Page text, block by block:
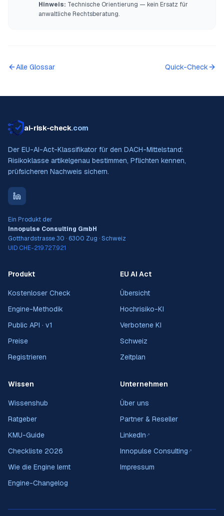
Hinweis: Technische Orientierung — kein Ersatz für
anwaltliche Rechtsberatung.
Alle Glossar Quick-Check
ai-risk-check.com
Der EU-AI-Act-Klassifikator für den DACH-Mittelstand:
Risikoklasse artikelgenau bestimmen, Pflichten kennen,
prüfsicheren Nachweis sichern.
Ein Produkt der
Innopulse Consulting GmbH
Gotthardstrasse 30 · 6300 Zug · Schweiz
UID CHE-219.727.921
Produkt
Kostenloser Check
Engine-Methodik
Public API · v1
Preise
Registrieren
EU AI Act
Übersicht
Hochrisiko-KI
Verbotene KI
Schweiz
Zeitplan
Wissen
Wissenshub
Ratgeber
KMU-Guide
Checkliste 2026
Wie die Engine lernt
Engine-Changelog
Unternehmen
Über uns
Partner & Reseller
LinkedIn ↗
Innopulse Consulting ↗
Impressum